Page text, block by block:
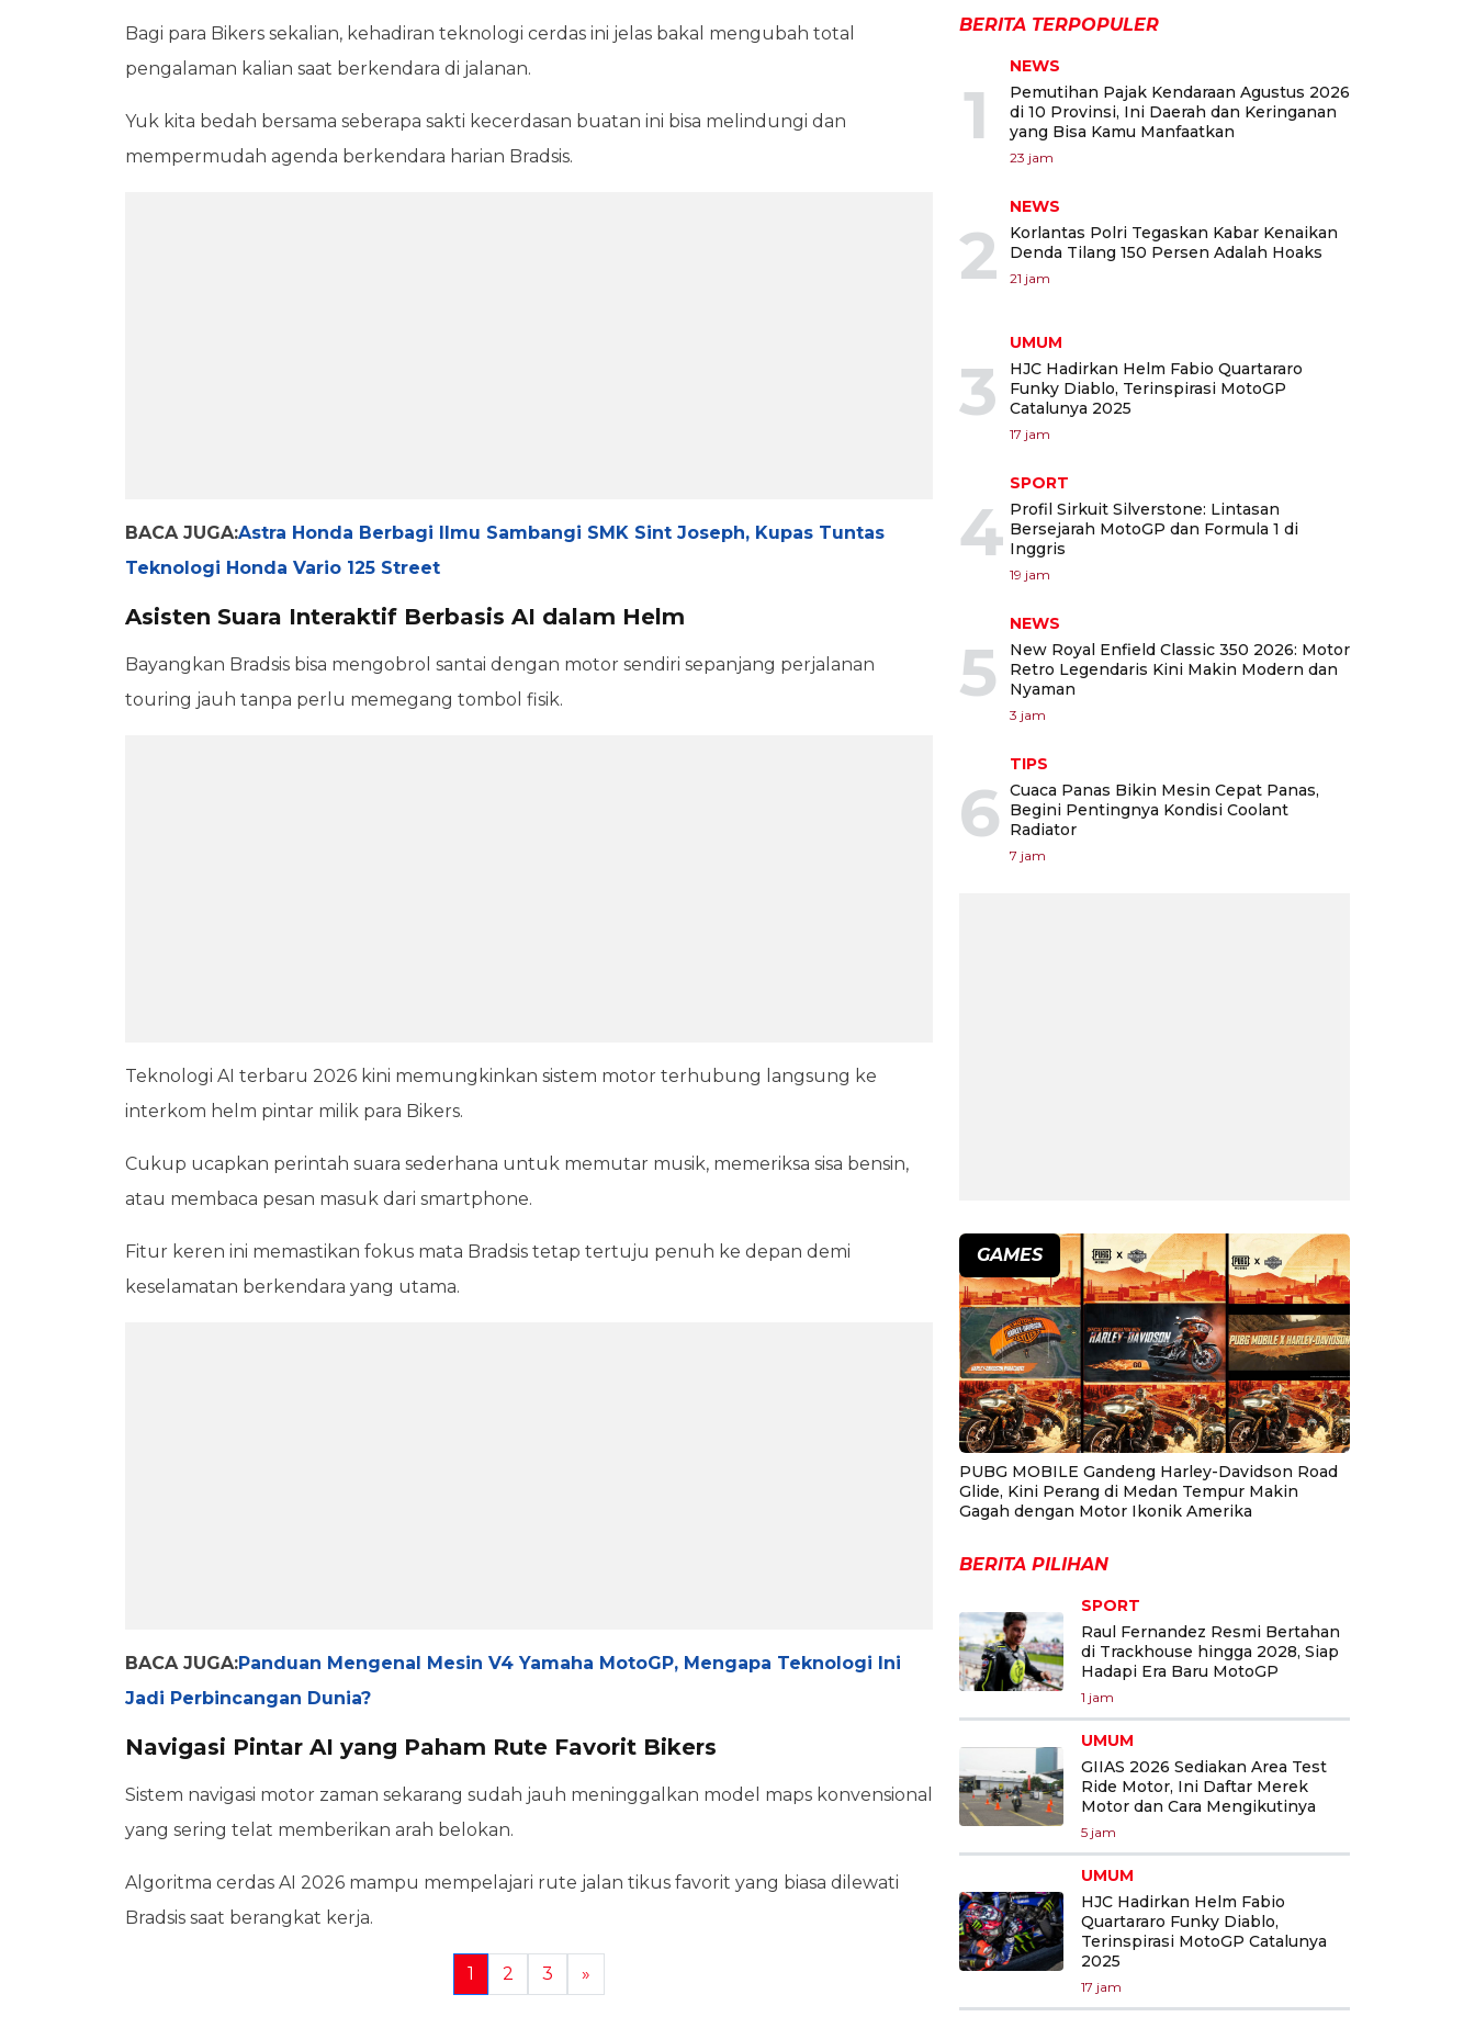
Bagi para Bikers sekalian, kehadiran teknologi cerdas ini jelas bakal mengubah total
pengalaman kalian saat berkendara di jalanan.
Yuk kita bedah bersama seberapa sakti kecerdasan buatan ini bisa melindungi dan
mempermudah agenda berkendara harian Bradsis.
BACA JUGA:Astra Honda Berbagi Ilmu Sambangi SMK Sint Joseph, Kupas Tuntas
Teknologi Honda Vario 125 Street
Asisten Suara Interaktif Berbasis AI dalam Helm
Bayangkan Bradsis bisa mengobrol santai dengan motor sendiri sepanjang perjalanan
touring jauh tanpa perlu memegang tombol fisik.
Teknologi AI terbaru 2026 kini memungkinkan sistem motor terhubung langsung ke
interkom helm pintar milik para Bikers.
Cukup ucapkan perintah suara sederhana untuk memutar musik, memeriksa sisa bensin,
atau membaca pesan masuk dari smartphone.
Fitur keren ini memastikan fokus mata Bradsis tetap tertuju penuh ke depan demi
keselamatan berkendara yang utama.
BACA JUGA:Panduan Mengenal Mesin V4 Yamaha MotoGP, Mengapa Teknologi Ini
Jadi Perbincangan Dunia?
Navigasi Pintar AI yang Paham Rute Favorit Bikers
Sistem navigasi motor zaman sekarang sudah jauh meninggalkan model maps konvensional
yang sering telat memberikan arah belokan.
Algoritma cerdas AI 2026 mampu mempelajari rute jalan tikus favorit yang biasa dilewati
Bradsis saat berangkat kerja.
1 2 3 »
BERITA TERPOPULER
1
NEWS
Pemutihan Pajak Kendaraan Agustus 2026
di 10 Provinsi, Ini Daerah dan Keringanan
yang Bisa Kamu Manfaatkan
23 jam
2
NEWS
Korlantas Polri Tegaskan Kabar Kenaikan
Denda Tilang 150 Persen Adalah Hoaks
21 jam
3
UMUM
HJC Hadirkan Helm Fabio Quartararo
Funky Diablo, Terinspirasi MotoGP
Catalunya 2025
17 jam
4
SPORT
Profil Sirkuit Silverstone: Lintasan
Bersejarah MotoGP dan Formula 1 di
Inggris
19 jam
5
NEWS
New Royal Enfield Classic 350 2026: Motor
Retro Legendaris Kini Makin Modern dan
Nyaman
3 jam
6
TIPS
Cuaca Panas Bikin Mesin Cepat Panas,
Begini Pentingnya Kondisi Coolant
Radiator
7 jam
GAMES
PUBG MOBILE Gandeng Harley-Davidson Road
Glide, Kini Perang di Medan Tempur Makin
Gagah dengan Motor Ikonik Amerika
BERITA PILIHAN
SPORT
Raul Fernandez Resmi Bertahan
di Trackhouse hingga 2028, Siap
Hadapi Era Baru MotoGP
1 jam
UMUM
GIIAS 2026 Sediakan Area Test
Ride Motor, Ini Daftar Merek
Motor dan Cara Mengikutinya
5 jam
UMUM
HJC Hadirkan Helm Fabio
Quartararo Funky Diablo,
Terinspirasi MotoGP Catalunya
2025
17 jam